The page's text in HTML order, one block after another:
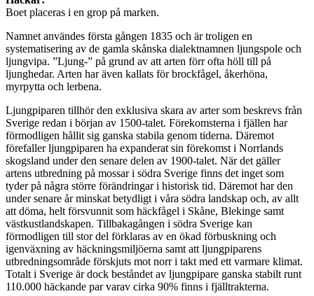
Boet placeras i en grop på marken.
Namnet användes första gången 1835 och är troligen en
systematisering av de gamla skånska dialektnamnen ljungspole och
ljungvipa. ”Ljung-” på grund av att arten förr ofta höll till på
ljunghedar. Arten har även kallats för brockfågel, åkerhöna,
myrpytta och lerbena.
Ljungpiparen tillhör den exklusiva skara av arter som beskrevs från
Sverige redan i början av 1500-talet. Förekomsterna i fjällen har
förmodligen hållit sig ganska stabila genom tiderna. Däremot
förefaller ljungpiparen ha expanderat sin förekomst i Norrlands
skogsland under den senare delen av 1900-talet. När det gäller
artens utbredning på mossar i södra Sverige finns det inget som
tyder på några större förändringar i historisk tid. Däremot har den
under senare år minskat betydligt i våra södra landskap och, av allt
att döma, helt försvunnit som häckfågel i Skåne, Blekinge samt
västkustlandskapen. Tillbakagången i södra Sverige kan
förmodligen till stor del förklaras av en ökad förbuskning och
igenväxning av häckningsmiljöerna samt att ljungpiparens
utbredningsområde förskjuts mot norr i takt med ett varmare klimat.
Totalt i Sverige är dock beståndet av ljungpipare ganska stabilt runt
110.000 häckande par varav cirka 90% finns i fjälltrakterna.